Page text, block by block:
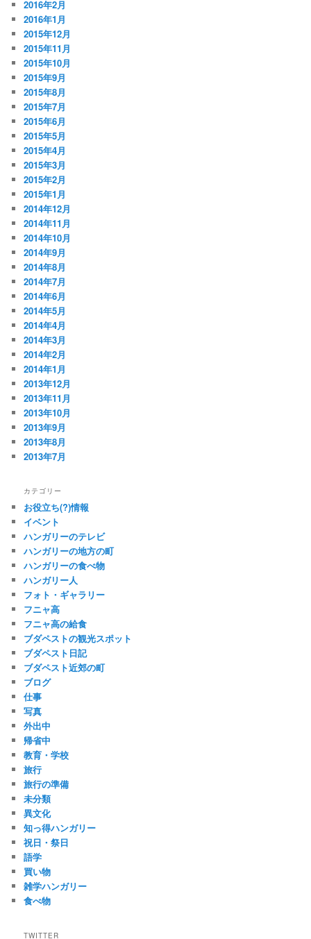
2016年2月
2016年1月
2015年12月
2015年11月
2015年10月
2015年9月
2015年8月
2015年7月
2015年6月
2015年5月
2015年4月
2015年3月
2015年2月
2015年1月
2014年12月
2014年11月
2014年10月
2014年9月
2014年8月
2014年7月
2014年6月
2014年5月
2014年4月
2014年3月
2014年2月
2014年1月
2013年12月
2013年11月
2013年10月
2013年9月
2013年8月
2013年7月
カテゴリー
お役立ち(?)情報
イベント
ハンガリーのテレビ
ハンガリーの地方の町
ハンガリーの食べ物
ハンガリー人
フォト・ギャラリー
フニャ高
フニャ高の給食
ブダペストの観光スポット
ブダペスト日記
ブダペスト近郊の町
ブログ
仕事
写真
外出中
帰省中
教育・学校
旅行
旅行の準備
未分類
異文化
知っ得ハンガリー
祝日・祭日
語学
買い物
雑学ハンガリー
食べ物
TWITTER